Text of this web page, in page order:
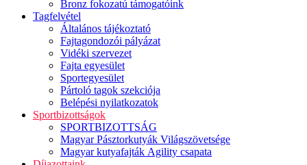
Bronz fokozatú támogatóink
Tagfelvétel
Általános tájékoztató
Fajtagondozói pályázat
Vidéki szervezet
Fajta egyesület
Sportegyesület
Pártoló tagok szekciója
Belépési nyilatkozatok
Sportbizottságok
SPORTBIZOTTSÁG
Magyar Pásztorkutyák Világszövetsége
Magyar kutyafajták Agility csapata